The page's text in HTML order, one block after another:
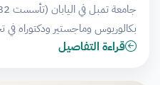
بكالوريوس وماجستير
قراءة التفاصيل